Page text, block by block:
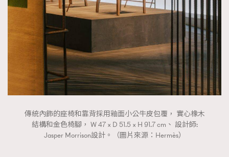
傳統內飾的座椅和靠背採用釉面小公牛皮包覆， 實心橡木
結構和金色椅腳， W 47 × D 51.5 × H 91.7 cm、 設計師:
Jasper Morrison設計。（圖片來源：Hermès）